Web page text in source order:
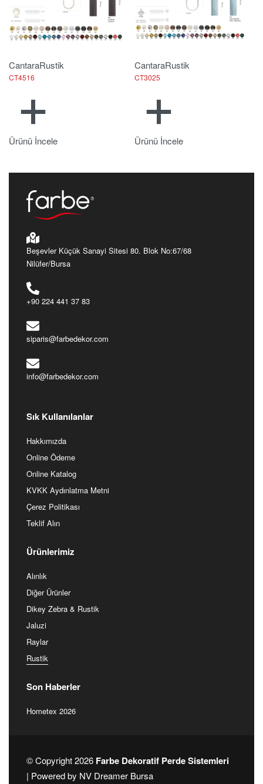
CantaraRustik
CT4516
Ürünü İncele
CantaraRustik
CT3025
Ürünü İncele
Beşevler Küçük Sanayi Sitesi 80. Blok No:67/68
Nilüfer/Bursa
+90 224 441 37 83
siparis@farbedekor.com
info@farbedekor.com
Sık Kullanılanlar
Hakkımızda
Online Ödeme
Online Katalog
KVKK Aydınlatma Metni
Çerez Politikası
Teklif Alın
Ürünlerimiz
Alınlık
Diğer Ürünler
Dikey Zebra & Rustik
Jaluzi
Raylar
Rustik
Son Haberler
Hometex 2026
© Copyright 2026 Farbe Dekoratif Perde Sistemleri
| Powered by NV Dreamer Bursa